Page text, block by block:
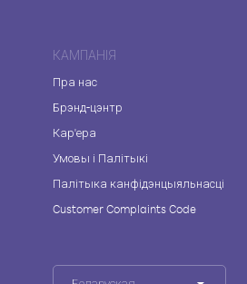
КАМПАНІЯ
Пра нас
Брэнд-цэнтр
Кар'ера
Умовы і Палітыкі
Палітыка канфідэнцыяльнасці
Customer Complaints Code